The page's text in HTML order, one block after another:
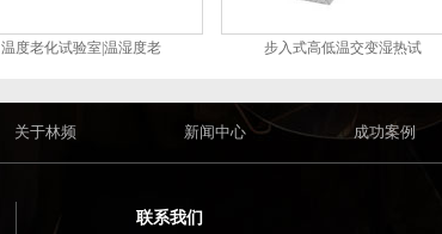
温度老化试验室|温湿度老 步入式高低温交变湿热试
关于林频 新闻中心 成功案例
联系我们